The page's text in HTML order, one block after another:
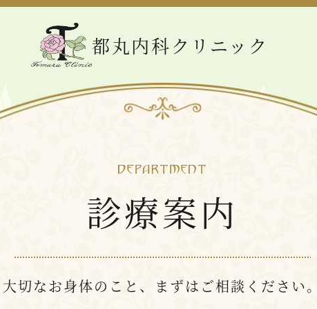
都丸内科クリニック
DEPARTMENT
診療案内
大切なお身体のこと、まずはご相談ください